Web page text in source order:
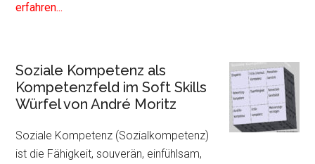
erfahren...
Kommunikative
Kompetenz
als
im
Soft
Soziale Kompetenz als
Kompetenzfeld im Soft Skills
Würfel von André Moritz
Soziale Kompetenz (Sozialkompetenz)
ist die Fähigkeit, souverän, einfühlsam,